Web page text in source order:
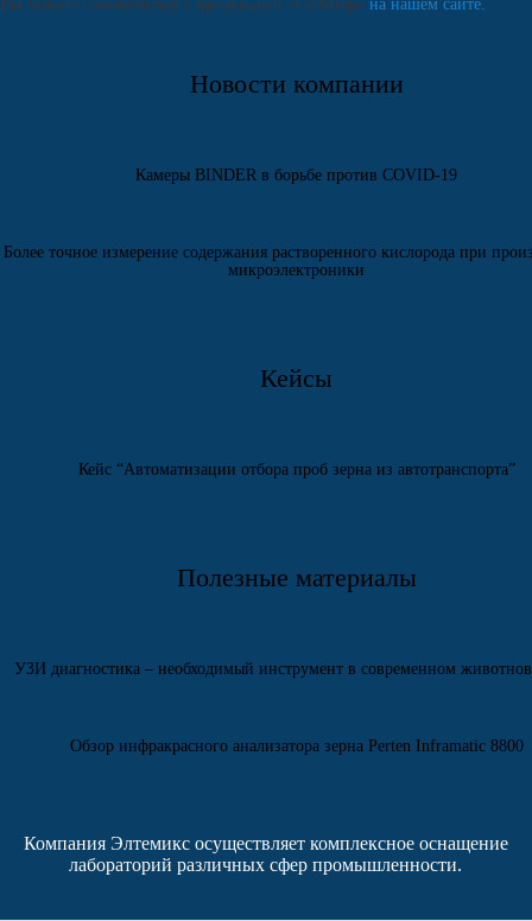
Вы можете ознакомиться с продукцией «ГеоМетр» на нашем сайте.
Новости компании
Камеры BINDER в борьбе против COVID-19
Более точное измерение содержания растворенного кислорода при
микроэлектроники
Кейсы
Кейс “Автоматизации отбора проб зерна из автотранспорта”
Полезные материалы
УЗИ диагностика – необходимый инструмент в современном
Обзор инфракрасного анализатора зерна Perten Inframatic 8800
Компания Элтемикс осуществляет комплексное оснащение
лабораторий различных сфер промышленности.